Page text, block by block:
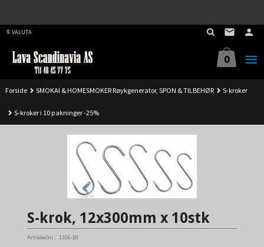
VALUTA
0
Forside SMOKAI & HOMESMOKER Røykgenerator, SPON & TILBEHØR S-kroker
S-kroker i 10 pakninger -25%
S-krok, 12x300mm x 10stk
Artikkelnr.: 1306-10